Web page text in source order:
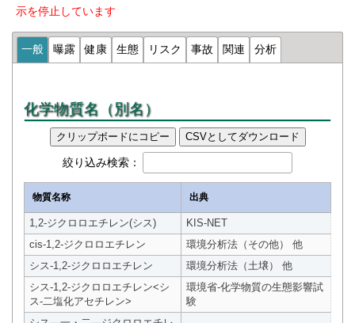
示を停止しています
一般 曝露 健康 生態 リスク 事故 関連 分析
化学物質名（別名）
クリップボードにコピー CSVとしてダウンロード
絞り込み検索：
物質名称 出典
1,2-ジクロロエチレン(シス)
KIS-NET
cis-1,2-ジクロロエチレン
環境分析法（その他） 他
シス-1,2-ジクロロエチレン
環境分析法（土壌） 他
シス-1,2-ジクロロエチレン<シ
ス-二塩化アセチレン>
環境省-化学物質の生態影響試
験